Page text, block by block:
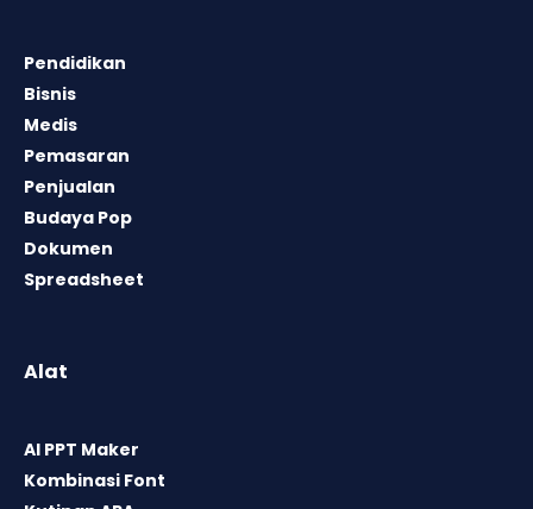
Pendidikan
Bisnis
Medis
Pemasaran
Penjualan
Budaya Pop
Dokumen
Spreadsheet
Alat
AI PPT Maker
Kombinasi Font